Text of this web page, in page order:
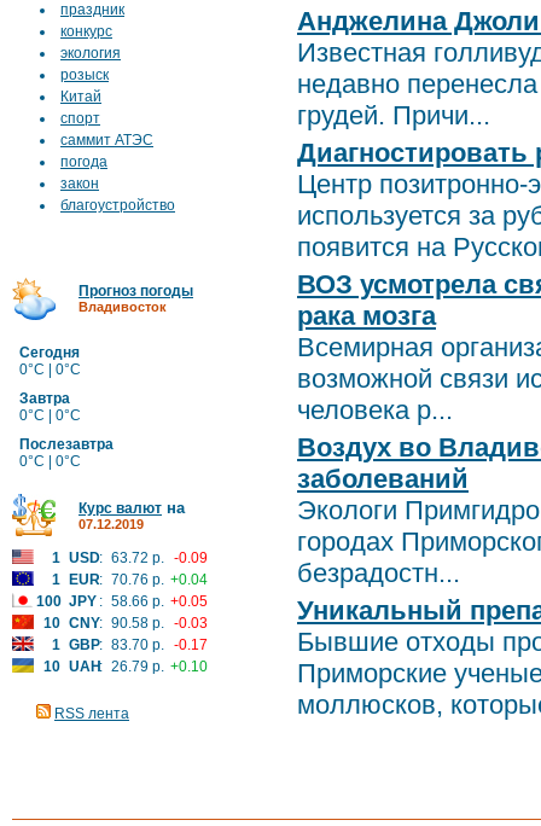
праздник
конкурс
экология
розыск
Китай
спорт
саммит АТЭС
погода
закон
благоустройство
Прогноз погоды
Владивосток
Сегодня
0°C | 0°C
Завтра
0°C | 0°C
Послезавтра
0°C | 0°C
Курс валют на
07.12.2019
1 USD: 63.72 р. -0.09
1
EUR: 70.76 р. +0.04
100 JPY : 58.66 р. +0.05
10 CNY: 90.58 р. -0.03
1 GBP: 83.70 р. -0.17
10 UAH: 26.79 р. +0.10
RSS лента
Анджелина Джоли
Известная
недавно
грудей. Причи...
Диагностировать
Центр позитронно-
используется за
появится на
ВОЗ усмотрела
рака мозга
Всемирная
возможной связи
человека р...
Воздух во
заболеваний
Экологи
городах
безрадостн...
Уникальный
Бывшие отходы
Приморские
моллюсков,